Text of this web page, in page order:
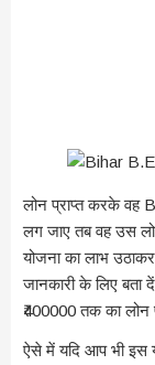
लोन प्राप्त करके वह
लग जाए तब वह उस
योजना का लाभ
जानकारी के लिए बता
₹400000 तक का लोन
ऐसे में यदि आप भी इस